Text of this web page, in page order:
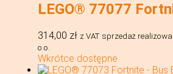
LEGO® 77077
314,00 zł z VAT sprzedaż
o.o.
Wkrótce dostępne